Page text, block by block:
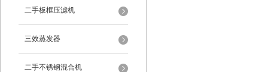
二手板框压滤机
三效蒸发器
二手不锈钢混合机